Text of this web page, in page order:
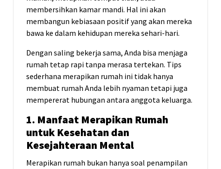
membersihkan kamar mandi. Hal ini akan
membangun kebiasaan positif yang akan mereka
bawa ke dalam kehidupan mereka sehari-hari.
Dengan saling bekerja sama, Anda bisa menjaga
rumah tetap rapi tanpa merasa tertekan. Tips
sederhana merapikan rumah ini tidak hanya
membuat rumah Anda lebih nyaman tetapi juga
mempererat hubungan antara anggota keluarga.
1. Manfaat Merapikan Rumah
untuk Kesehatan dan
Kesejahteraan Mental
Merapikan rumah bukan hanya soal penampilan